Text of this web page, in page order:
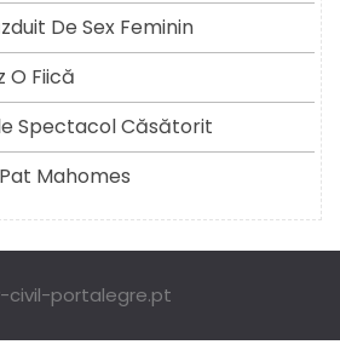
De Sex Feminin
O Fiică
Spectacol Căsătorit
Mahomes
civil-portalegre.pt